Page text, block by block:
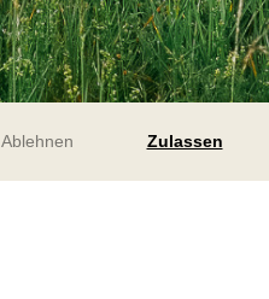
Ablehnen Zulassen